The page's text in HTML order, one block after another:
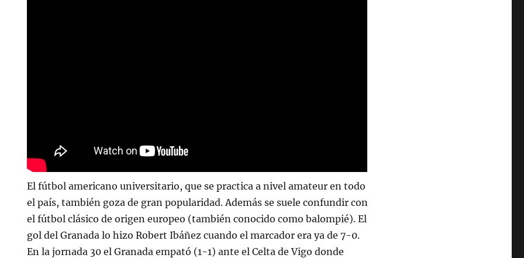
El fútbol americano universitario, que se practica a nivel amateur en todo
el país, también goza de gran popularidad. Además se suele confundir con
el fútbol clásico de origen europeo (también conocido como balompié). El
gol del Granada lo hizo Robert Ibáñez cuando el marcador era ya de 7-0.
En la jornada 30 el Granada empató (1-1) ante el Celta de Vigo donde